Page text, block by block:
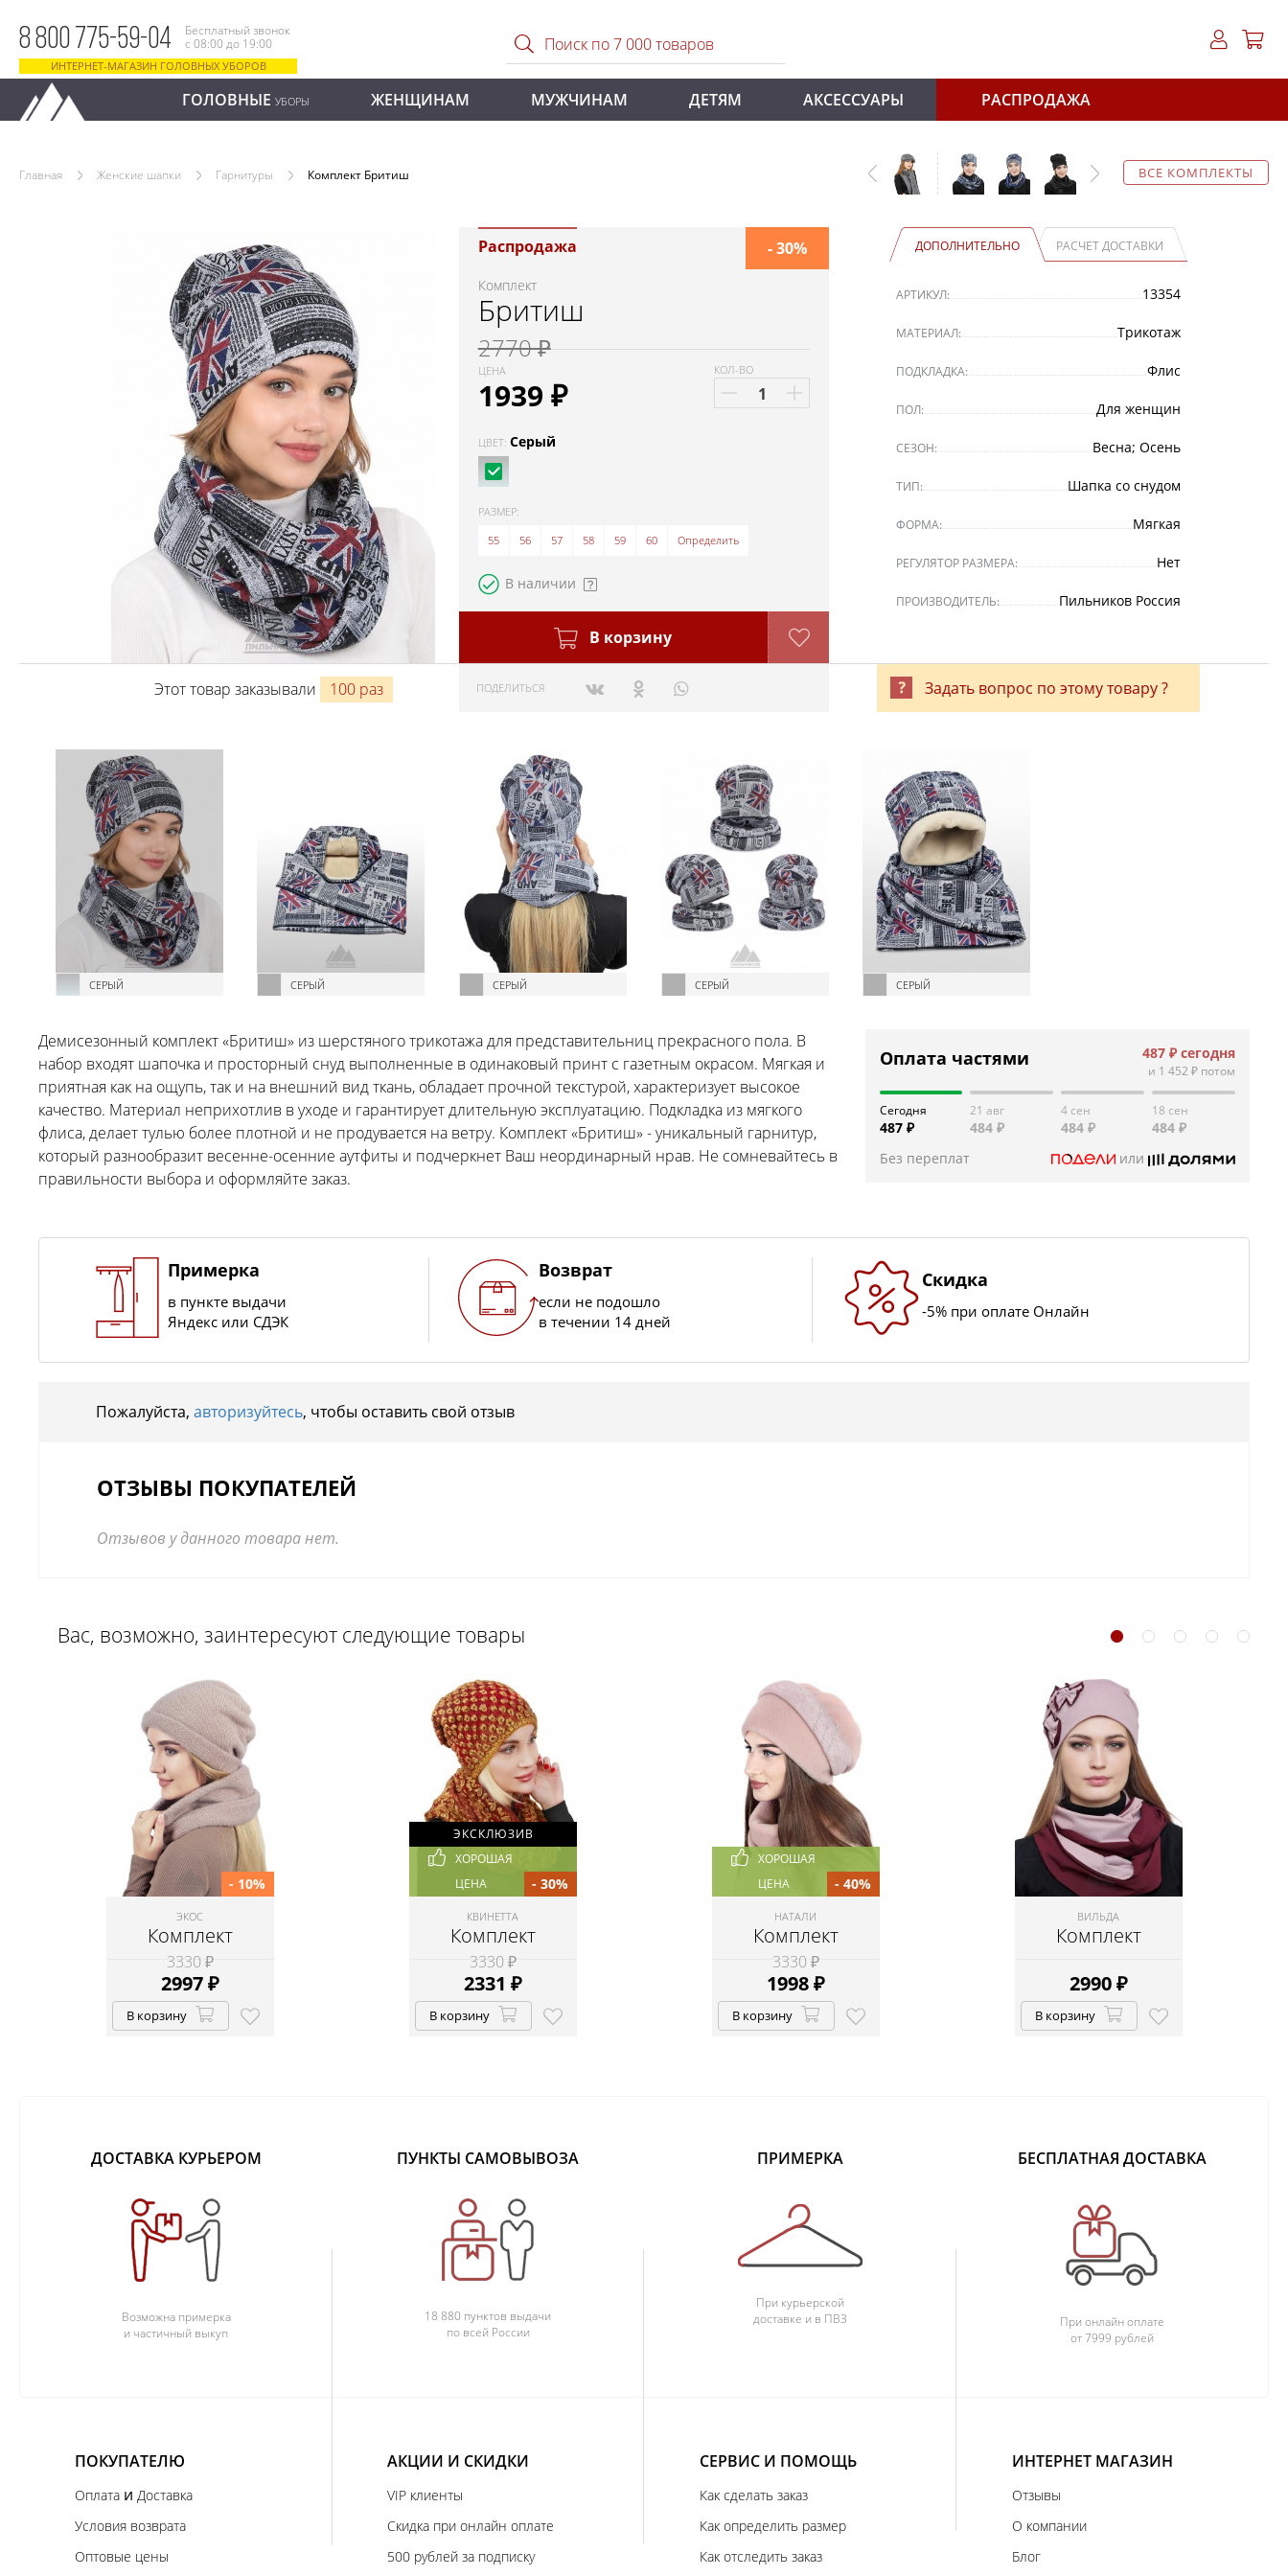
8 800 775-59-04
Бесплатный звонок
с 08:00 до 19:00
ИНТЕРНЕТ-МАГАЗИН ГОЛОВНЫХ УБОРОВ
ГОЛОВНЫЕ УБОРЫ ЖЕНЩИНАМ МУЖЧИНАМ ДЕТЯМ АКСЕССУАРЫ РАСПРОДАЖА
ВСЕ КОМПЛЕКТЫ
Главная Женские шапки Гарнитуры Комплект Бритиш
Распродажа
Комплект
Бритиш
2770 ₽
ЦЕНА
1939 ₽
- 30%
КОЛ-ВО
ЦВЕТ: Серый
РАЗМЕР:
55
56 57 58 59 60 Определить
В наличии
В корзину
ПОДЕЛИТЬСЯ
ДОПОЛНИТЕЛЬНО РАСЧЕТ ДОСТАВКИ
АРТИКУЛ: 13354
МАТЕРИАЛ: Трикотаж
ПОДКЛАДКА: Флис
ПОЛ: Для женщин
СЕЗОН: Весна; Осень
ТИП: Шапка со снудом
ФОРМА: Мягкая
РЕГУЛЯТОР РАЗМЕРА: Нет
ПРОИЗВОДИТЕЛЬ: Пильников Россия
Этот товар заказывали 100 раз Задать вопрос по этому товару ?
СЕРЫЙ СЕРЫЙ СЕРЫЙ СЕРЫЙ СЕРЫЙ
Демисезонный комплект «Бритиш» из шерстяного трикотажа для представительниц прекрасного пола. В
набор входят шапочка и просторный снуд выполненные в одинаковый принт с газетным окрасом. Мягкая и
приятная как на ощупь, так и на внешний вид ткань, обладает прочной текстурой, характеризует высокое
качество. Материал неприхотлив в уходе и гарантирует длительную эксплуатацию. Подкладка из мягкого
флиса, делает тулью более плотной и не продувается на ветру. Комплект «Бритиш» - уникальный гарнитур,
который разнообразит весенне-осенние аутфиты и подчеркнет Ваш неординарный нрав. Не сомневайтесь в
правильности выбора и оформляйте заказ.
Оплата частями 487 ₽сегодня
и 1 452 ₽потом
Сегодня
487 ₽
21 авг
484 ₽
4 сен
484 ₽
18 сен
484 ₽
Без переплат
или
Примерка
в пункте выдачи
Яндекс или СДЭК
Возврат
если не подошло
в течении 14 дней
Скидка
-5% при оплате Онлайн
Пожалуйста, авторизуйтесь, чтобы оставить свой отзыв
ОТЗЫВЫ ПОКУПАТЕЛЕЙ
Отзывов у данного товара нет.
Вас, возможно, заинтересуют следующие товары
ЭКОС
Комплект
3330 ₽
2997₽
- 10%
В корзину
ЭКСКЛЮЗИВ
ХОРОШАЯ
ЦЕНА
КВИНЕТТА
Комплект
3330 ₽
2331 ₽
- 30%
В корзину
ХОРОШАЯ
ЦЕНА
НАТАЛИ
Комплект
3330 ₽
1998₽
- 40%
В корзину
ВИЛЬДА
Комплект
2990₽
В корзину
ДОСТАВКА КУРЬЕРОМ
Возможна примерка
и частичный выкуп
ПУНКТЫ САМОВЫВОЗА
18 880 пунктов выдачи
по всей России
ПРИМЕРКА
При курьерской
доставке и в ПВЗ
БЕСПЛАТНАЯ ДОСТАВКА
При онлайн оплате
от 7999 рублей
ПОКУПАТЕЛЮ
Оплата и Доставка
Условия возврата
Оптовые цены
АКЦИИ И СКИДКИ
VIP клиенты
Скидка при онлайн оплате
500 рублей за подписку
СЕРВИС И ПОМОЩЬ
Как сделать заказ
Как определить размер
Как отследить заказ
ИНТЕРНЕТ МАГАЗИН
Отзывы
О компании
Блог